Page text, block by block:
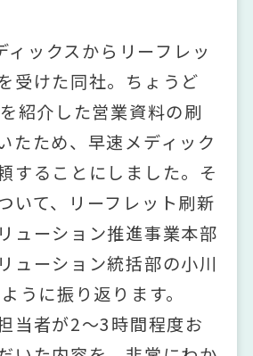
ックスからリーフレッ
受けた同社。ちょうど
紹介した営業資料の刷
たため、早速メディック
することにしました。そ
いて、リーフレット刷新
ューション推進事業本部
ューション統括部の小川
うに振り返ります。
当者が2～3時間程度お